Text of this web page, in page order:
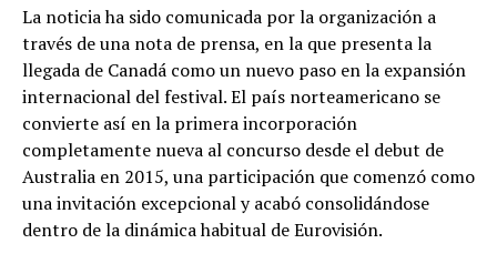
La noticia ha sido comunicada por la organización a
través de una nota de prensa, en la que presenta la
llegada de Canadá como un nuevo paso en la expansión
internacional del festival. El país norteamericano se
convierte así en la primera incorporación
completamente nueva al concurso desde el debut de
Australia en 2015, una participación que comenzó como
una invitación excepcional y acabó consolidándose
dentro de la dinámica habitual de Eurovisión.